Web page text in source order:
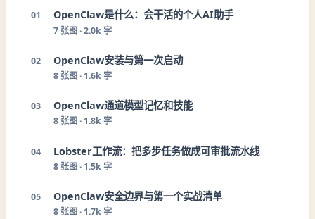
01 OpenClaw是什么：会干活的个人AI助手
7 张图 ·2.0k 字
02 OpenClaw安装与第一次启动
8 张图 · 1.6k 字
03 OpenClaw通道模型记忆和技能
8 张图 · 1.8k 字
04 Lobster工作流：把多步任务做成可审批流水线
8 张图 · 1.5k 字
05 OpenClaw安全边界与第一个实战清单
8 张图 · 1.7k 字